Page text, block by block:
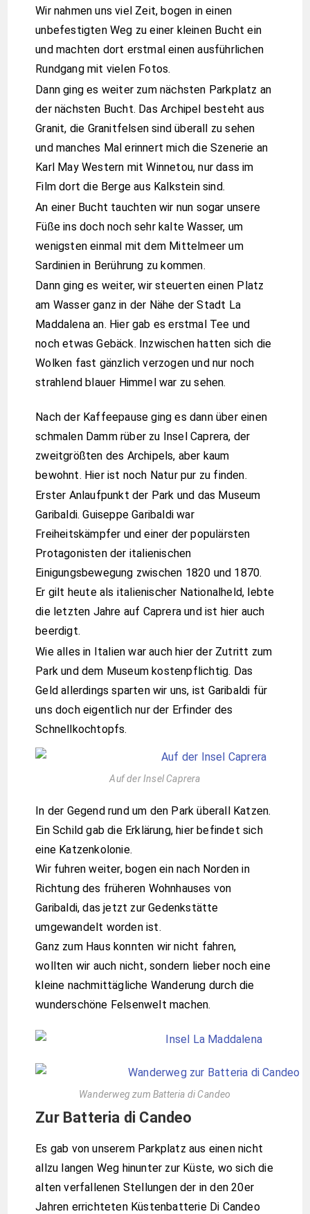
Wir nahmen uns viel Zeit, bogen in einen
unbefestigten Weg zu einer kleinen Bucht ein
und machten dort erstmal einen ausführlichen
Rundgang mit vielen Fotos.
Dann ging es weiter zum nächsten Parkplatz an
der nächsten Bucht. Das Archipel besteht aus
Granit, die Granitfelsen sind überall zu sehen
und manches Mal erinnert mich die Szenerie an
Karl May Western mit Winnetou, nur dass im
Film dort die Berge aus Kalkstein sind.
An einer Bucht tauchten wir nun sogar unsere
Füße ins doch noch sehr kalte Wasser, um
wenigsten einmal mit dem Mittelmeer um
Sardinien in Berührung zu kommen.
Dann ging es weiter, wir steuerten einen Platz
am Wasser ganz in der Nähe der Stadt La
Maddalena an. Hier gab es erstmal Tee und
noch etwas Gebäck. Inzwischen hatten sich die
Wolken fast gänzlich verzogen und nur noch
strahlend blauer Himmel war zu sehen.
Nach der Kaffeepause ging es dann über einen
schmalen Damm rüber zu Insel Caprera, der
zweitgrößten des Archipels, aber kaum
bewohnt. Hier ist noch Natur pur zu finden.
Erster Anlaufpunkt der Park und das Museum
Garibaldi. Guiseppe Garibaldi war
Freiheitskämpfer und einer der populärsten
Protagonisten der italienischen
Einigungsbewegung zwischen 1820 und 1870.
Er gilt heute als italienischer Nationalheld, lebte
die letzten Jahre auf Caprera und ist hier auch
beerdigt.
Wie alles in Italien war auch hier der Zutritt zum
Park und dem Museum kostenpflichtig. Das
Geld allerdings sparten wir uns, ist Garibaldi für
uns doch eigentlich nur der Erfinder des
Schnellkochtopfs.
Auf der Insel Caprera
In der Gegend rund um den Park überall Katzen.
Ein Schild gab die Erklärung, hier befindet sich
eine Katzenkolonie.
Wir fuhren weiter, bogen ein nach Norden in
Richtung des früheren Wohnhauses von
Garibaldi, das jetzt zur Gedenkstätte
umgewandelt worden ist.
Ganz zum Haus konnten wir nicht fahren,
wollten wir auch nicht, sondern lieber noch eine
kleine nachmittägliche Wanderung durch die
wunderschöne Felsenwelt machen.
Wanderweg zum Batteria di Candeo
Zur Batteria di Candeo
Es gab von unserem Parkplatz aus einen nicht
allzu langen Weg hinunter zur Küste, wo sich die
alten verfallenen Stellungen der in den 20er
Jahren errichteten Küstenbatterie Di Candeo